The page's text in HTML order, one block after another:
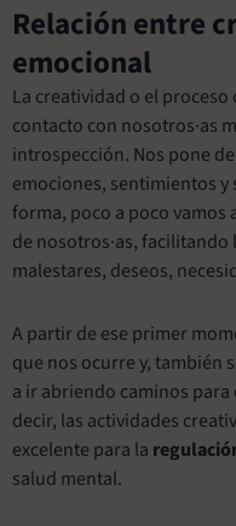
Relación entre
emocional
La creatividad o el
contacto con nosotros·as
introspección. Nos pone
emociones, sentimientos y
forma, poco a poco vamos
de nosotros·as,
malestares, deseos,
A partir de ese primer
que nos ocurre y, también
a ir abriendo caminos para
decir, las actividades
excelente para la
salud mental.